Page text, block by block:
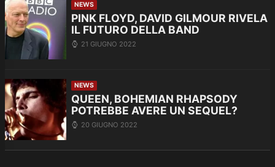
NEWS
PINK FLOYD, DAVID GILMOUR RIVELA
IL FUTURO DELLA BAND
21 GIUGNO 2022
NEWS
QUEEN, BOHEMIAN RHAPSODY
POTREBBE AVERE UN SEQUEL?
20 GIUGNO 2022